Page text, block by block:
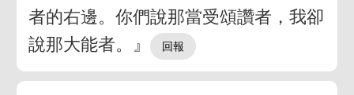
者的右邊。你們說那當受頌讚者，我卻
說那大能者。』